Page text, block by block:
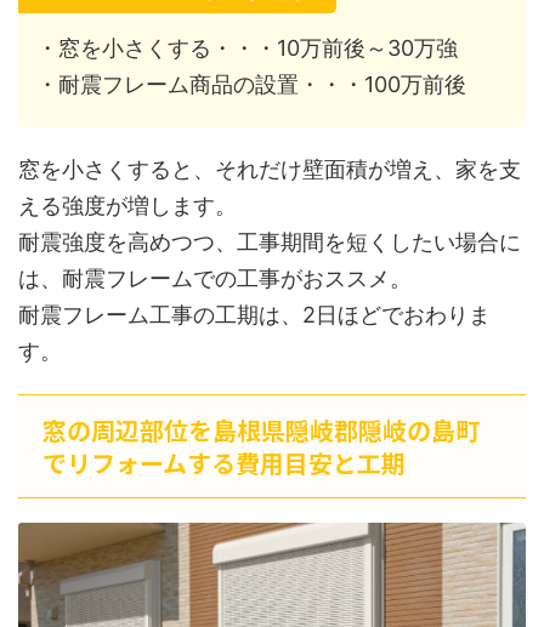
・窓を小さくする・・・10万前後～30万強
・耐震フレーム商品の設置・・・100万前後
窓を小さくすると、それだけ壁面積が増え、家を支
える強度が増します。
耐震強度を高めつつ、工事期間を短くしたい場合に
は、耐震フレームでの工事がおススメ。
耐震フレーム工事の工期は、2日ほどでおわりま
す。
窓の周辺部位を島根県隠岐郡隠岐の島町
でリフォームする費用目安と工期